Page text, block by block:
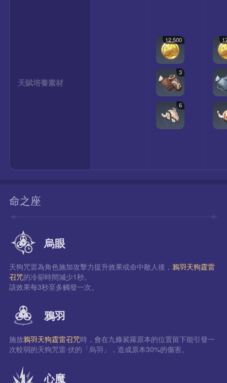
天賦培養素材
12,500
3
6
命之座
烏眼
天狗咒雷為角色施加攻擊力提升效果或命中敵人後， 鴉羽天狗霆雷
召咒的冷卻時間減少1秒。
該效果每3秒至多觸發一次。
鴉羽
施放鴉羽天狗霆雷召咒時，會在九條裟羅原本的位置留下能引發一
次較弱的天狗咒雷·伏的「烏羽」，造成原本30%的傷害。
心魔